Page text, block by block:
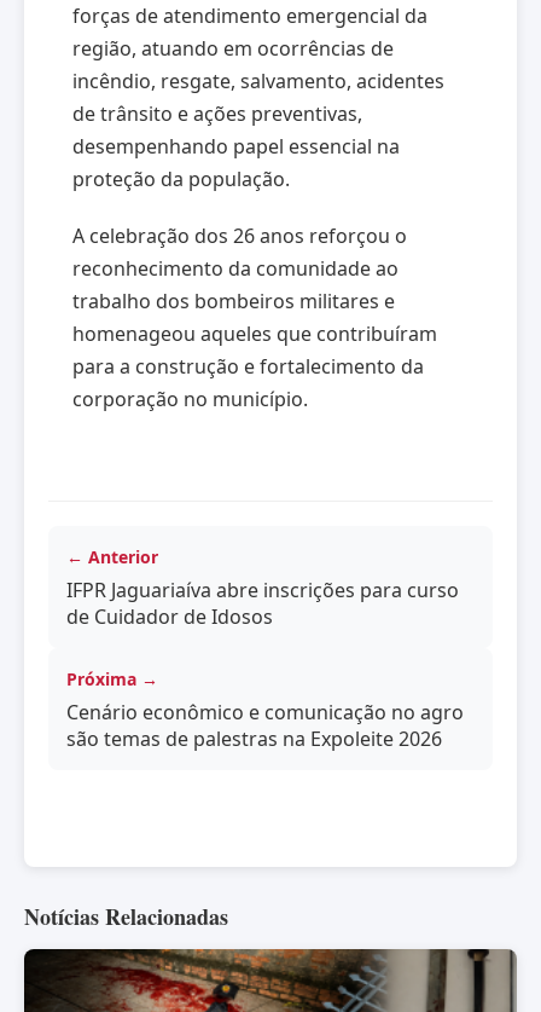
forças de atendimento emergencial da
região, atuando em ocorrências de
incêndio, resgate, salvamento, acidentes
de trânsito e ações preventivas,
desempenhando papel essencial na
proteção da população.
A celebração dos 26 anos reforçou o
reconhecimento da comunidade ao
trabalho dos bombeiros militares e
homenageou aqueles que contribuíram
para a construção e fortalecimento da
corporação no município.
← Anterior
IFPR Jaguariaíva abre inscrições para curso
de Cuidador de Idosos
Próxima →
Cenário econômico e comunicação no agro
são temas de palestras na Expoleite 2026
Notícias Relacionadas